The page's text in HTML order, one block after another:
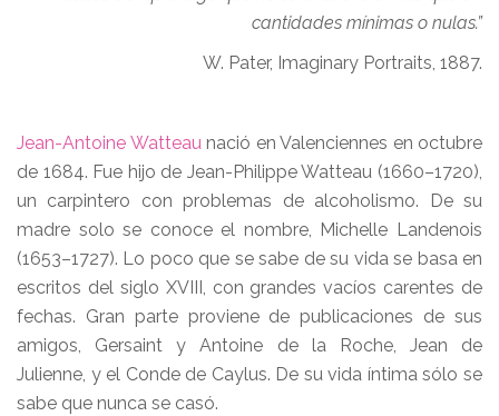
cantidades mínimas o nulas.”
W. Pater, Imaginary Portraits, 1887.
Jean-Antoine Watteaunació en Valenciennes en octubre
de 1684. Fue hijo de Jean-Philippe Watteau (1660–1720),
un carpintero con problemas de alcoholismo. De su
madre solo se conoce el nombre, Michelle Landenois
(1653–1727). Lo poco que se sabe de su vida se basa en
escritos del siglo XVIII, con grandes vacíos carentes de
fechas. Gran parte proviene de publicaciones de sus
amigos, Gersaint y Antoine de la Roche, Jean de
Julienne, y el Conde de Caylus. De su vida íntima sólo se
sabe que nunca se casó.